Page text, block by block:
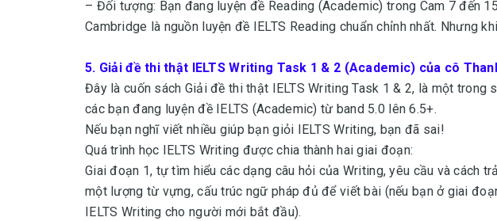
– Đối tượng: Bạn đang luyện đề Reading (Academic) trong Cam 7 đến 15
Cambridge là nguồn luyện đề IELTS Reading chuẩn chỉnh nhất. Nhưng
5. Giải đề thi thật IELTS Writing Task 1 & 2 (Academic) của cô
Đây là cuốn sách Giải đề thi thật IELTS Writing Task 1 & 2, là một trong
các bạn đang luyện đề IELTS (Academic) từ band 5.0 lên 6.5+.
Nếu bạn nghĩ viết nhiều giúp bạn giỏi IELTS Writing, bạn đã sai!
Quá trình học IELTS Writing được chia thành hai giai đoạn:
Giai đoạn 1, tự tìm hiểu các dạng câu hỏi của Writing, yêu cầu và cách
một lượng từ vựng, cấu trúc ngữ pháp đủ để viết bài (nếu bạn ở giai
IELTS Writing cho người mới bắt đầu).